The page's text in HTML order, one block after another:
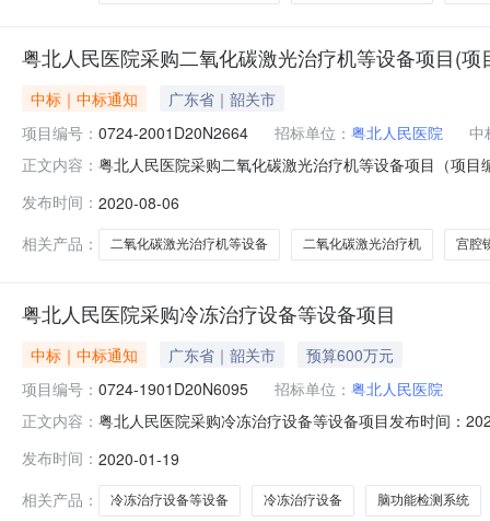
粤北人民医院采购二氧化碳激光治疗机等设备项目(
中标｜中标通知
广东省｜韶关市
项目编号： 0724-2001D20N2664 招标单位： 粤北人民医院
中
正文内容： 粤北人民医院采购二氧化碳激光治疗机等设备项目（项
金额￥205.500000万元（人民币）联系人及联系方式：
发布时间： 2020-08-06
相关产品：
二氧化碳激光治疗机等设备 二氧化碳激光治疗机 宫腔
粤北人民医院采购冷冻治疗设备等设备项目
中标｜中标通知 广东省｜韶关市
预算600万元
项目编号： 0724-1901D20N6095 招标单位： 粤北人民医院
正文内容： 粤北人民医院采购冷冻治疗设备等设备项目发布时间：
号：0724-1901D20N6095）中标公告品目采购单位粤
发布时间： 2020-01-19
相关产品：
冷冻治疗设备等设备 冷冻治疗设备 脑功能检测系统